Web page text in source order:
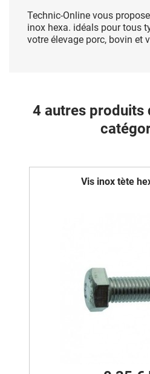
Technic-Online vous
inox hexa. idéals pour tous
votre élevage porc, bovin et
4 autres produits
Vis inox tète